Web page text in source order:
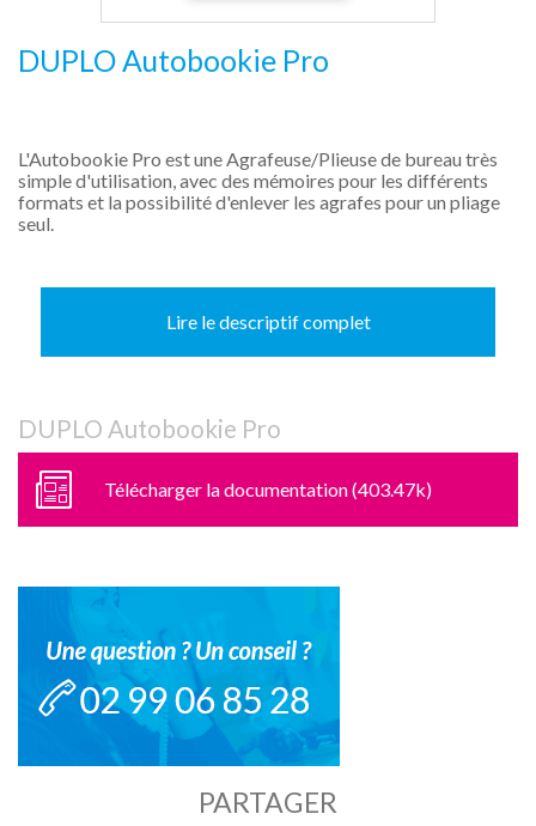
DUPLO Autobookie Pro
L'Autobookie Pro est une Agrafeuse/Plieuse de bureau très
simple d'utilisation, avec des mémoires pour les différents
formats et la possibilité d'enlever les agrafes pour un pliage
seul.
Lire le descriptif complet
DUPLO Autobookie Pro
Télécharger la documentation (403.47k)
PARTAGER